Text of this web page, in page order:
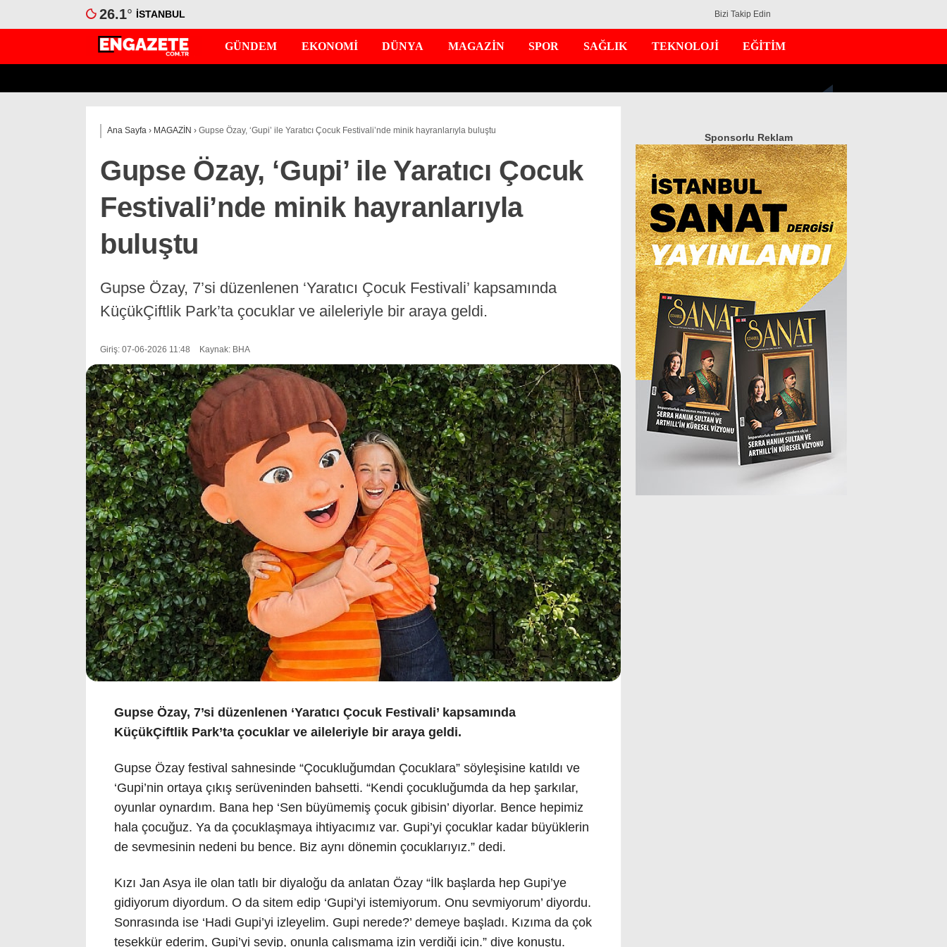
GÜNDEM
EKONOMİ
DÜNYA
MAGAZİN
SPOR
SAĞLIK
TEKNOLOJİ
EĞİTİM
26.1° İSTANBUL Bizi Takip Edin
GÜNDEM EKONOMİ DÜNYA MAGAZİN SPOR SAĞLIK TEKNOLOJİ EĞİTİM
Ana Sayfa › MAGAZİN › Gupse Özay, ‘Gupi’ ile Yaratıcı Çocuk Festivali’nde minik hayranlarıyla buluştu
Gupse Özay, ‘Gupi’ ile Yaratıcı Çocuk
Festivali’nde minik hayranlarıyla
buluştu
Gupse Özay, 7’si düzenlenen ‘Yaratıcı Çocuk Festivali’ kapsamında
KüçükÇiftlik Park’ta çocuklar ve aileleriyle bir araya geldi.
Giriş: 07-06-2026 11:48 Kaynak: BHA
Gupse Özay, 7’si düzenlenen ‘Yaratıcı Çocuk Festivali’ kapsamında
KüçükÇiftlik Park’ta çocuklar ve aileleriyle bir araya geldi.
Gupse Özay festival sahnesinde “Çocukluğumdan Çocuklara” söyleşisine katıldı ve
‘Gupi’nin ortaya çıkış serüveninden bahsetti. “Kendi çocukluğumda da hep şarkılar,
oyunlar oynardım. Bana hep ‘Sen büyümemiş çocuk gibisin’ diyorlar. Bence hepimiz
hala çocuğuz. Ya da çocuklaşmaya ihtiyacımız var. Gupi’yi çocuklar kadar büyüklerin
de sevmesinin nedeni bu bence. Biz aynı dönemin çocuklarıyız.” dedi.
Kızı Jan Asya ile olan tatlı bir diyaloğu da anlatan Özay “İlk başlarda hep Gupi’ye
gidiyorum diyordum. O da sitem edip ‘Gupi’yi istemiyorum. Onu sevmiyorum’ diyordu.
Sonrasında ise ‘Hadi Gupi’yi izleyelim. Gupi nerede?’ demeye başladı. Kızıma da çok
teşekkür ederim, Gupi’yi sevip, onunla çalışmama izin verdiği için.” diye konuştu.
Sponsorlu Reklam